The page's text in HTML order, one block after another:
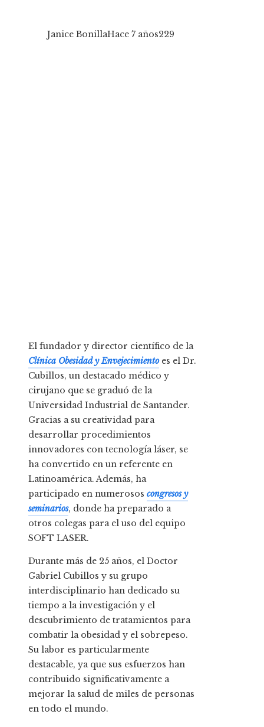
Janice BonillaHace 7 años229
El fundador y director científico de la
Clínica Obesidad y Envejecimientoes el Dr.
Cubillos, un destacado médico y
cirujano que se graduó de la
Universidad Industrial de Santander.
Gracias a su creatividad para
desarrollar procedimientos
innovadores con tecnología láser, se
ha convertido en un referente en
Latinoamérica. Además, ha
participado en numerosos congresos y
seminarios, donde ha preparado a
otros colegas para el uso del equipo
SOFT LASER.
Durante más de 25 años, el Doctor
Gabriel Cubillos y su grupo
interdisciplinario han dedicado su
tiempo a la investigación y el
descubrimiento de tratamientos para
combatir la obesidad y el sobrepeso.
Su labor es particularmente
destacable, ya que sus esfuerzos han
contribuido significativamente a
mejorar la salud de miles de personas
en todo el mundo.